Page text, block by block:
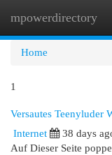
mpowerdirectory
Home
1
Versautes Teenyluder
Internet
38 days
Auf Dieser Seite